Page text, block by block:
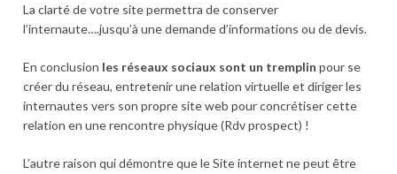
La clarté de votre site permettra de conserver
l’internaute….jusqu’à une demande d’informations ou de devis.
En conclusion les réseaux sociaux sont un tremplin pour se
créer du réseau, entretenir une relation virtuelle et diriger les
internautes vers son propre site web pour concrétiser cette
relation en une rencontre physique (Rdv prospect) !
L’autre raison qui démontre que le Site internet ne peut être